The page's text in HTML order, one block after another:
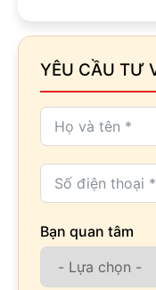
YÊU CẦU TƯ
Bạn quan tâm